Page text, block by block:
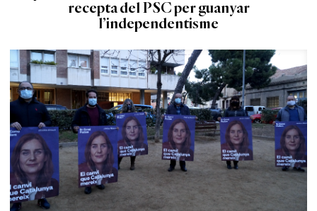
recepta del PSC per guanyar
l’independentisme